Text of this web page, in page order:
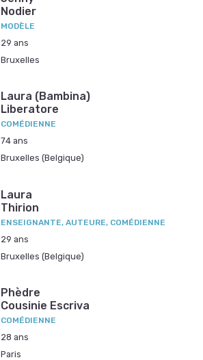
Nodier
MODÈLE
29 ans
Bruxelles
Laura (Bambina)
Liberatore
COMÉDIENNE
74 ans
Bruxelles (Belgique)
Laura
Thirion
ENSEIGNANTE, AUTEURE, COMÉDIENNE
29 ans
Bruxelles (Belgique)
Phèdre
Cousinie Escriva
COMÉDIENNE
28 ans
Paris